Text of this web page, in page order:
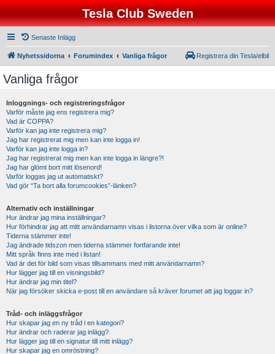
Tesla Club Sweden
Senaste Inlägg
Nyhetssidorna Forumindex Vanliga frågor Registrera din Tesla/elbil
Vanliga frågor
Inloggnings- och registreringsfrågor
Varför måste jag ens registrera mig?
Vad är COPPA?
Varför kan jag inte registrera mig?
Jag har registrerat mig men kan inte logga in!
Varför kan jag inte logga in?
Jag har registrerat mig men kan inte logga in längre?!
Jag har glömt bort mitt lösenord!
Varför loggas jag ut automatiskt?
Vad gör “Ta bort alla forumcookies”-länken?
Alternativ och inställningar
Hur ändrar jag mina inställningar?
Hur förhindrar jag att mitt användarnamn visas i listorna över vilka som är online?
Tiderna stämmer inte!
Jag ändrade tidszon men tiderna stämmer fortfarande inte!
Mitt språk finns inte med i listan!
Vad är det för bild som visas tillsammans med mitt användarnamn?
Hur lägger jag till en visningsbild?
Hur ändrar jag min titel?
När jag försöker skicka e-post till en användare så kräver forumet att jag loggar in?
Tråd- och inläggsfrågor
Hur skapar jag en ny tråd i en kategori?
Hur ändrar och raderar jag inlägg?
Hur lägger jag till en signatur till mitt inlägg?
Hur skapar jag en omröstning?